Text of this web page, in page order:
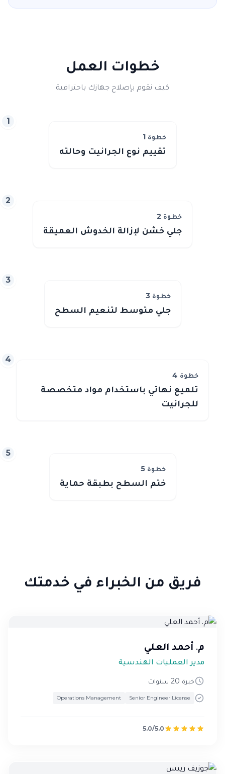
خطوات العمل
كيف نقوم بإصلاح جهازك باحترافية
خطوة 1
تقييم نوع الجرانيت وحالته
1
خطوة 2
جلي خشن لإزالة الخدوش العميقة
2
خطوة 3
جلي متوسط لتنعيم السطح
3
خطوة 4
تلميع نهائي باستخدام مواد متخصصة
للجرانيت
4
خطوة 5
ختم السطح بطبقة حماية
5
فريق من الخبراء في خدمتك
م. أحمد العلي
مدير العمليات الهندسية
خبرة 20 سنوات
Senior Engineer License
Operations Management
5.0/5.0